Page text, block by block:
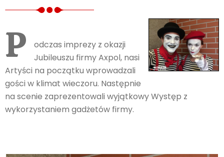
P
odczas imprezy z okazji
Jubileuszu firmy Axpol, nasi
Artyści na początku wprowadzali
gości w klimat wieczoru. Następnie
na scenie zaprezentowali wyjątkowy Występ z
wykorzystaniem gadżetów firmy.